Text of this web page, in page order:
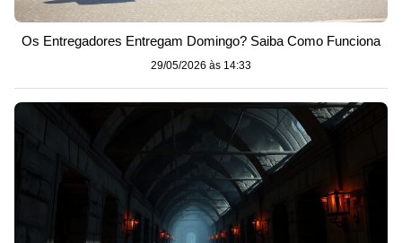
Os Entregadores Entregam Domingo? Saiba Como Funciona
29/05/2026 às 14:33